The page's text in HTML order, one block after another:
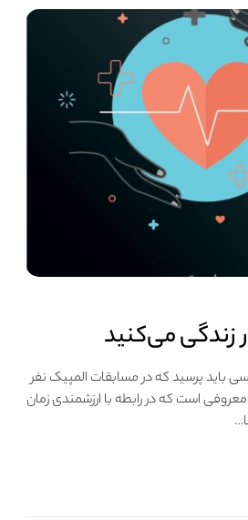
زندگی می‌کنید
باید پرسید که در مسابقات المپیک نفر
است که در رابطه با ارزشمندی زمان